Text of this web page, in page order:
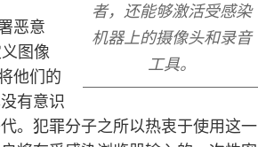
者，还能够激活受感染
机器上的摄像头和录音
工具。
恶意
图像
他们的
有意识
。犯罪分子之所以热衷于使用这一